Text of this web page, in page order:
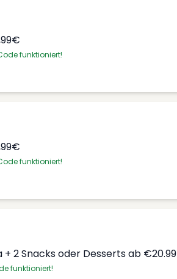
funktioniert!
funktioniert!
2 Snacks oder Desserts ab €20.99
funktioniert!